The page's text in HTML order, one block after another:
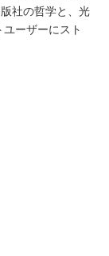
社の哲学と、光
ーザーにスト